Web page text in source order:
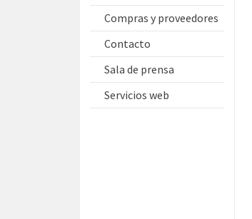
Compras y proveedores
Contacto
Sala de prensa
Servicios web